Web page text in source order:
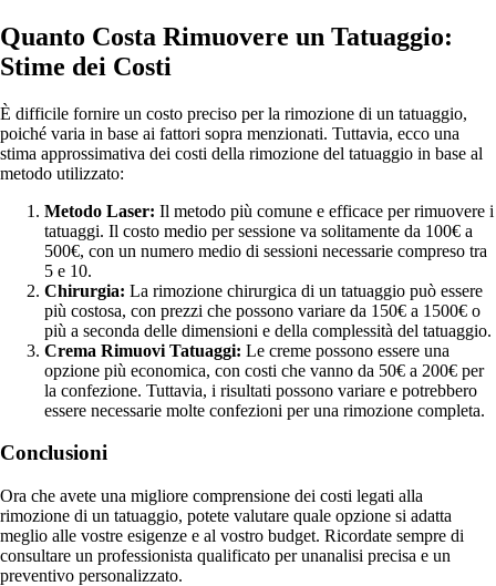
Quanto Costa Rimuovere un Tatuaggio:
Stime dei Costi
È difficile fornire un costo preciso per la rimozione di un tatuaggio,
poiché varia in base ai fattori sopra menzionati. Tuttavia, ecco una
stima approssimativa dei costi della rimozione del tatuaggio in base al
metodo utilizzato:
Metodo Laser: Il metodo più comune e efficace per rimuovere i
tatuaggi. Il costo medio per sessione va solitamente da 100€ a
500€, con un numero medio di sessioni necessarie compreso tra
5 e 10.
Chirurgia: La rimozione chirurgica di un tatuaggio può essere
più costosa, con prezzi che possono variare da 150€ a 1500€ o
più a seconda delle dimensioni e della complessità del tatuaggio.
Crema Rimuovi Tatuaggi: Le creme possono essere una
opzione più economica, con costi che vanno da 50€ a 200€ per
la confezione. Tuttavia, i risultati possono variare e potrebbero
essere necessarie molte confezioni per una rimozione completa.
Conclusioni
Ora che avete una migliore comprensione dei costi legati alla
rimozione di un tatuaggio, potete valutare quale opzione si adatta
meglio alle vostre esigenze e al vostro budget. Ricordate sempre di
consultare un professionista qualificato per unanalisi precisa e un
preventivo personalizzato.